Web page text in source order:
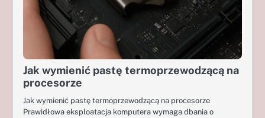
Jak wymienić pastę termoprzewodzącą na
procesorze
Jak wymienić pastę termoprzewodzącą na procesorze
Prawidłowa eksploatacja komputera wymaga dbania o